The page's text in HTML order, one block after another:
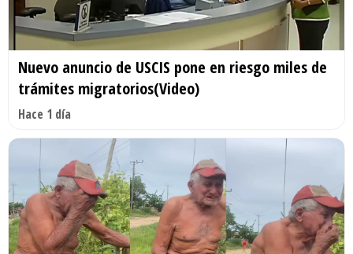
Nuevo anuncio de USCIS pone en riesgo miles de
trámites migratorios(Video)
Hace 1 día